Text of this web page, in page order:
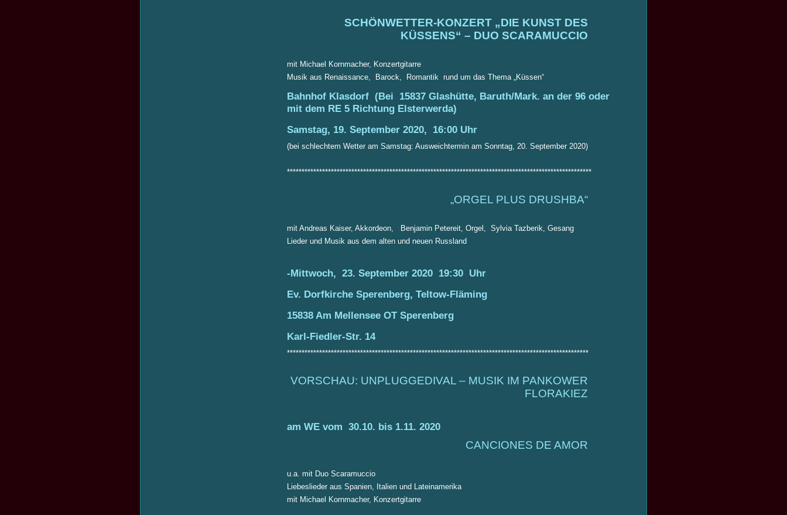
SCHÖNWETTER-KONZERT „DIE KUNST DES
KÜSSENS“ – DUO SCARAMUCCIO
mit Michael Kornmacher, Konzertgitarre
Musik aus Renaissance, Barock, Romantik rund um das Thema „Küssen“
Bahnhof Klasdorf (Bei 15837 Glashütte, Baruth/Mark. an der 96 oder
mit dem RE 5 Richtung Elsterwerda)
Samstag, 19. September 2020, 16:00 Uhr
(bei schlechtem Wetter am Samstag: Ausweichtermin am Sonntag, 20. September 2020)
********************************************************************************************************
„ORGEL PLUS DRUSHBA“
mit Andreas Kaiser, Akkordeon, Benjamin Petereit, Orgel, Sylvia Tazberik, Gesang
Lieder und Musik aus dem alten und neuen Russland
-Mittwoch, 23. September 2020 19:30 Uhr
Ev. Dorfkirche Sperenberg, Teltow-Fläming
15838 Am Mellensee OT Sperenberg
Karl-Fiedler-Str. 14
*******************************************************************************************************
VORSCHAU: UNPLUGGEDIVAL – MUSIK IM PANKOWER
FLORAKIEZ
am WE vom 30.10. bis 1.11. 2020
CANCIONES DE AMOR
u.a. mit Duo Scaramuccio
Liebeslieder aus Spanien, Italien und Lateinamerika
mit Michael Kornmacher, Konzertgitarre